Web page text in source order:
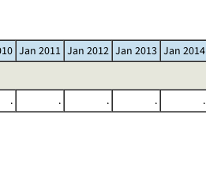
Jan 2011 Jan 2012 Jan 2013 Jan 2014
. . . . .